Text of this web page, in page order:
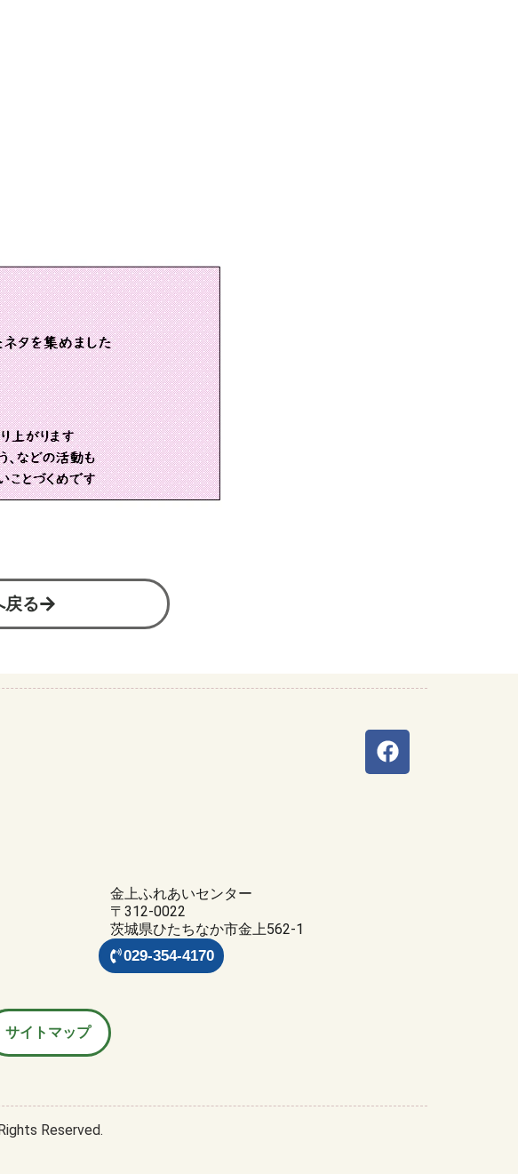
戻る
金上ふれあいセンター
〒312-0022
茨城県ひたちなか市金上562-1
029-354-4170
サイトマップ
Reserved.